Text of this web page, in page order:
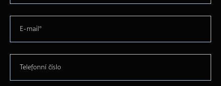
E-mail*
Telefonní číslo